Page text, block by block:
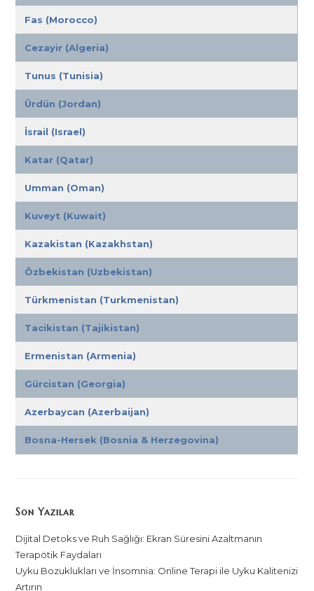
Fas (Morocco)
Cezayir (Algeria)
Tunus (Tunisia)
Ürdün (Jordan)
İsrail (Israel)
Katar (Qatar)
Umman (Oman)
Kuveyt (Kuwait)
Kazakistan (Kazakhstan)
Özbekistan (Uzbekistan)
Türkmenistan (Turkmenistan)
Tacikistan (Tajikistan)
Ermenistan (Armenia)
Gürcistan (Georgia)
Azerbaycan (Azerbaijan)
Bosna-Hersek (Bosnia & Herzegovina)
Son Yazılar
Dijital Detoks ve Ruh Sağlığı: Ekran Süresini Azaltmanın
Terapötik Faydaları
Uyku Bozuklukları ve İnsomnia: Online Terapi ile Uyku Kalitenizi
Artırın